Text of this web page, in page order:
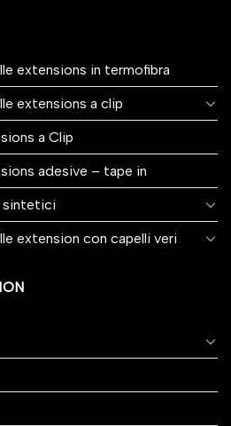
extensions in termofibra
extensions a clip
a Clip
adesive – tape in
sintetici
extension con capelli veri